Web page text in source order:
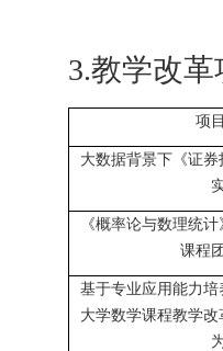
3.教学改
项
大数据背景下《证
《概率论与数理统
课程
基于专业应用能力
大学数学课程教学